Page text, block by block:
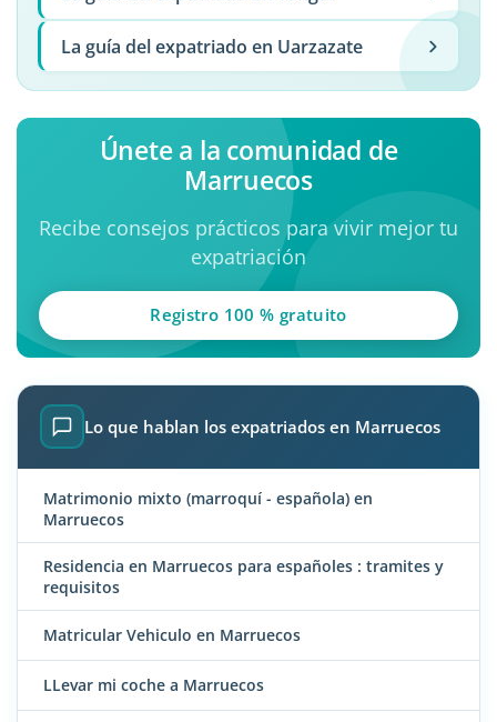
La guía del expatriado en Uarzazate
Únete a la comunidad de
Marruecos
Recibe consejos prácticos para vivir mejor tu
expatriación
Registro 100 % gratuito
Lo que hablan los expatriados en Marruecos
Matrimonio mixto (marroquí - española) en
Marruecos
Residencia en Marruecos para españoles : tramites y
requisitos
Matricular Vehiculo en Marruecos
LLevar mi coche a Marruecos